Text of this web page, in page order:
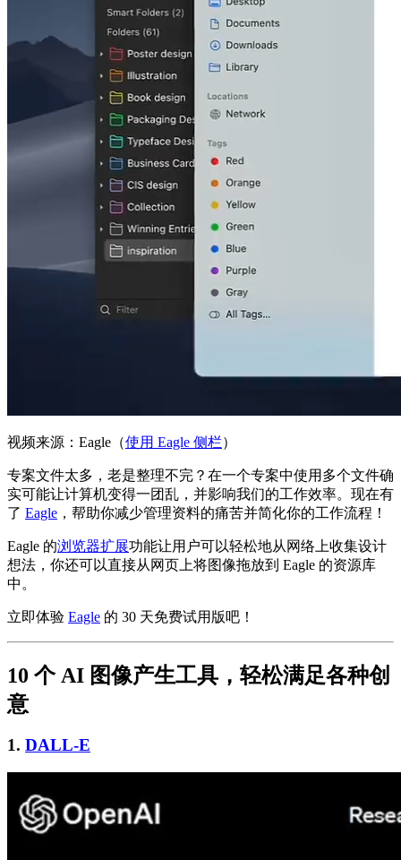
视频来源：Eagle（使用 Eagle 侧栏）
专案文件太多，老是整理不完？在一个专案中使用多个文件确
实可能让计算机变得一团乱，并影响我们的工作效率。现在有
了 Eagle ，帮助你减少管理资料的痛苦并简化你的工作流程！
Eagle 的浏览器扩展功能让用户可以轻松地从网络上收集设计
想法，你还可以直接从网页上将图像拖放到 Eagle 的资源库
中。
立即体验 Eagle 的 30 天免费试用版吧！
10 个 AI 图像产生工具，轻松满足各种创
意
1. DALL-E